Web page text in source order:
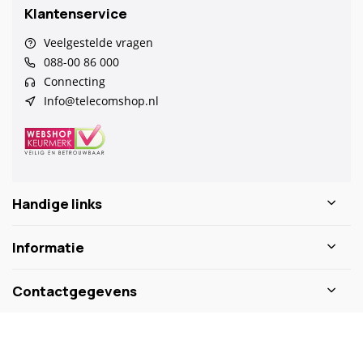
Klantenservice
Veelgestelde vragen
088-00 86 000
Connecting
Info@telecomshop.nl
Handige links
Informatie
Contactgegevens